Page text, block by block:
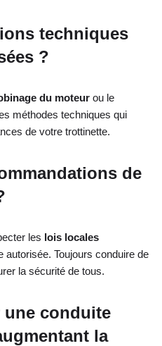
techniques
?
du moteur ou le
méthodes techniques qui
de votre trottinette.
de
les lois locales
Toujours conduire de
la sécurité de tous.
une conduite
la